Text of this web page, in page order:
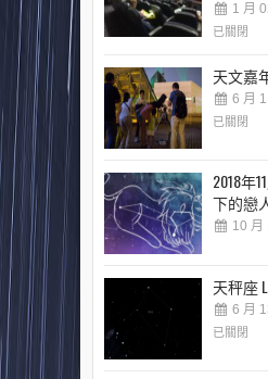
1 月
已關閉
天文嘉
6 月
已關閉
2018年
下的戀
10 月
天秤座
6 月
已關閉